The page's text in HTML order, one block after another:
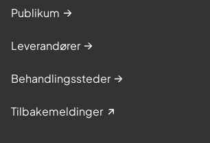
Publikum
Leverandører
Behandlingssteder
Tilbakemeldinger